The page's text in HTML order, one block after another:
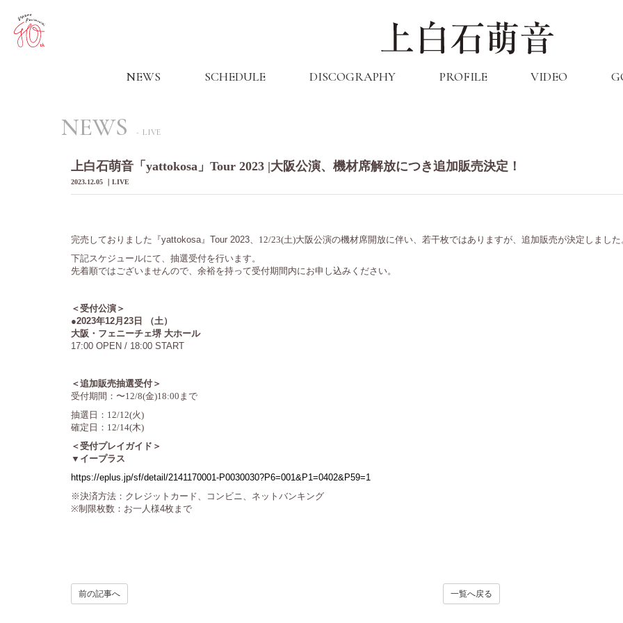
NEWS SCHEDULE DISCOGRAPHY PROFILE VIDEO
NEWS LIVE
上白石萌音「yattokosa」Tour 2023 |大阪公演、機材席解放につき追加販売決定！
2023.12.05 LIVE
完売しておりました『yattokosa』Tour 2023、 12/23(土)大阪公演の機材席開放に伴い、若干枚ではありますが、追加販売が決定しました
下記スケジュールにて、抽選受付を行います。
先着順ではございませんので、余裕を持って受付期間内にお申し込みください。
＜受付公演＞
●2023年12月23日 （土）
大阪・フェニーチェ堺 大ホール
17:00 OPEN / 18:00 START
＜追加販売抽選受付＞
受付期間： 〜12/8(金)18:00まで
抽選日：12/12(火)
確定日：12/14(木)
＜受付プレイガイド＞
▼イープラス
https://eplus.jp/sf/detail/2141170001-P0030030?P6=001&P1=0402&P59=1
※決済方法：クレジットカード、コンビニ、ネットバンキング
※制限枚数：お一人様4枚まで
前の記事へ 一覧へ戻る